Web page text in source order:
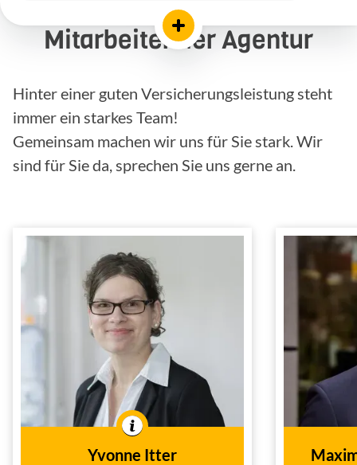
Mitarbeiter der Agentur
Hinter einer guten Versicherungsleistung steht
immer ein starkes Team!
Gemeinsam machen wir uns für Sie stark. Wir
sind für Sie da, sprechen Sie uns gerne an.
Yvonne Itter
Yvonne Itter
Schwerpunkt
Schadenbearbeitung
Tätig im
Innendienst
In der Branche tätig seit
dem Jahr
1995